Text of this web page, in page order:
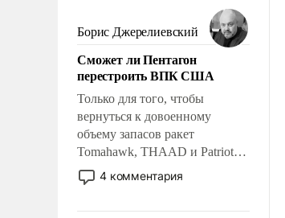
мужественным и твердым под
ударами судьбы, брать на себя
ответственность, помогать
слабым, идти вперед и
адаптироваться.
Борис Джерелиевский
Сможет ли Пентагон
перестроить ВПК США
Только для того, чтобы
вернуться к довоенному
объему запасов ракет
Tomahawk, THAAD и Patriot
США потребуется более трех
лет. Даже небольшая война с
4 комментария